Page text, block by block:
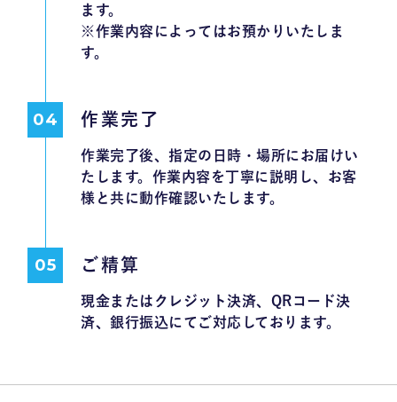
ます。
※作業内容によってはお預かりいたしま
す。
作業完了
作業完了後、指定の日時・場所にお届けい
たします。作業内容を丁寧に説明し、お客
様と共に動作確認いたします。
ご精算
現金またはクレジット決済、QRコード決
済、銀行振込にてご対応しております。